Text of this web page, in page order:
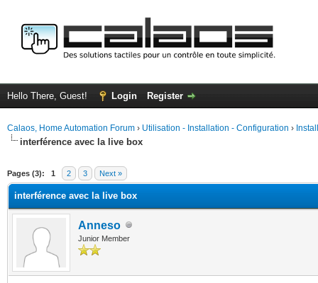
Hello There, Guest! Login Register
Calaos, Home Automation Forum › Utilisation - Installation - Configuration ›
interférence avec la live box
Pages (3): 1 2 3 Next »
interférence avec la live box
Anneso
Junior Member